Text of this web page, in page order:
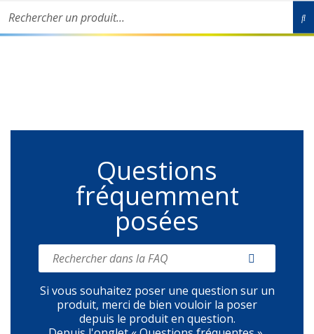
Livraison partout en France de nos produits écologiques en 48h-
Questions
fréquemment
posées
Si vous souhaitez poser une question sur un
produit, merci de bien vouloir la poser
depuis le produit en question.